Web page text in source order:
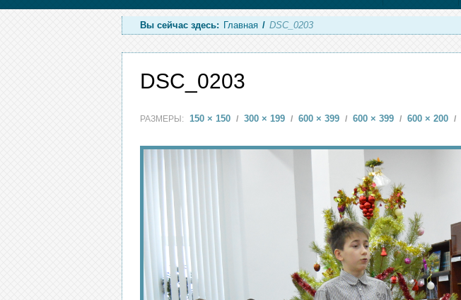
Вы сейчас здесь: Главная / DSC_0203
DSC_0203
РАЗМЕРЫ: 150 × 150 / 300 × 199 / 600 × 399 / 600 × 399 / 600 × 200 /